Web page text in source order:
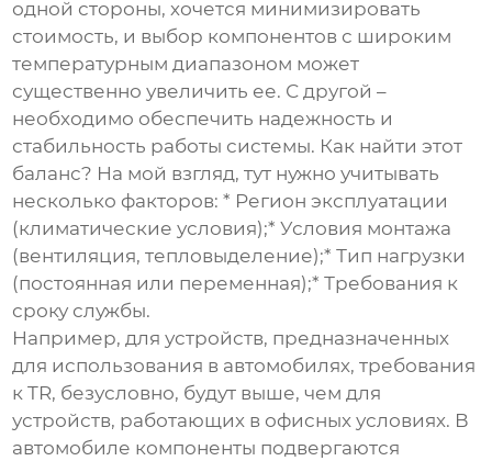
одной стороны, хочется минимизировать
стоимость, и выбор компонентов с широким
температурным диапазоном может
существенно увеличить ее. С другой –
необходимо обеспечить надежность и
стабильность работы системы. Как найти этот
баланс? На мой взгляд, тут нужно учитывать
несколько факторов: * Регион эксплуатации
(климатические условия);* Условия монтажа
(вентиляция, тепловыделение);* Тип нагрузки
(постоянная или переменная);* Требования к
сроку службы.
Например, для устройств, предназначенных
для использования в автомобилях, требования
кTR, безусловно, будут выше, чем для
устройств, работающих в офисных условиях. В
автомобиле компоненты подвергаются